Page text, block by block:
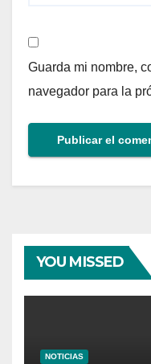
Guarda mi nombre,
navegador para la
YOU MISSED
NOTICIAS